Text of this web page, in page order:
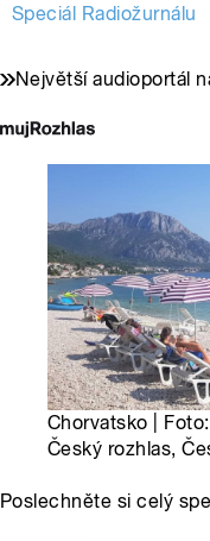
Speciál Radiožurnálu
Největší audioportál
Chorvatsko |
Český rozhlas,
Poslechněte si celý